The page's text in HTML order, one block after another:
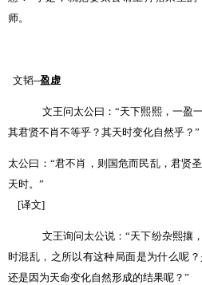
师。
文韬--盈虚
文王问太公曰：“天下熙熙，一盈
其君贤不肖不等乎？其天时变化自然乎？ ”
太公曰： “君不肖，则国危而民乱，君贤
天时。 ”
[译文]
文王询问太公说：“天下纷杂熙攘
时混乱，之所以有这种局面是为什么呢
还是因为天命变化自然形成的结果呢？ ”